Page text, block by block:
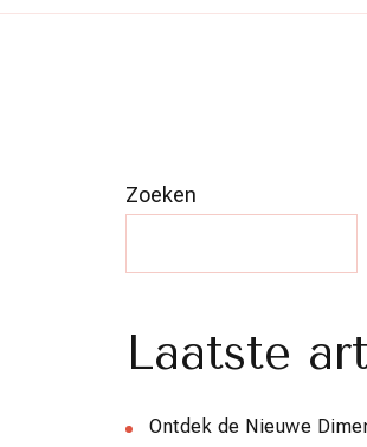
Zoeken
Laatste
Ontdek de Nieuwe